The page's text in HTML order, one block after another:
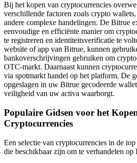
COIN-M-futures
Cryptocurrency-futures
TradFi
Bij het kopen van cryptocurrencies
verschillende factoren zoals crypto
andere complexe handelingen. De Bitrue
eenvoudige en efficiënte manier om
te registreren en identiteitsverificatie te
website of app van Bitrue, kunnen
bankoverschrijvingen gebruiken om
OTC-markt. Daarnaast kunnen
via spotmarkt handel op het platform. De
opgeslagen in uw Bitrue gecodeerde
veiligheid van uw activa waarborgt.
Populaire Gidsen voor het
Cryptocurrencies
Een selectie van cryptocurrencies in de
die beschikbaar zijn om te verhandelen op